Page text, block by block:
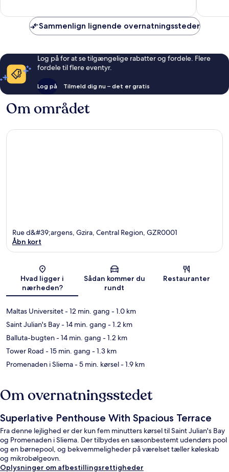
Sammenlign lignende overnatningssteder
Log på for at se tilgængelige rabatter og fordele. Flere
fordele til flere eventyr.
Log på Tilmeld dig nu – det er gratis
Om området
Kort
Rue d&#39;argens, Gzira, Central Region, GZR0001
Åbn kort
Hvad ligger i
nærheden?
Sådan kommer du
rundt
Restauranter
Maltas Universitet- 12 min. gang - 1.0 km
Saint Julian's Bay- 14 min. gang - 1.2 km
Balluta-bugten- 14 min. gang - 1.2 km
Tower Road - 15 min. gang - 1.3 km
Promenaden i Sliema- 5 min. kørsel- 1.9 km
Om overnatningsstedet
Superlative Penthouse With Spacious Terrace
Fra denne lejlighed er der kun fem minutters kørsel til Saint Julian's Bay
og Promenaden i Sliema. Der tilbydes en sæsonbestemt udendørs pool
og en børnepool, og bekvemmeligheder på værelset tæller køleskab
og mikrobølgeovn.
Oplysninger om afbestillingsrettigheder